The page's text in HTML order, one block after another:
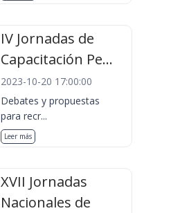
IV Jornadas de
Capacitación Pe...
2023-10-20 17:00:00
Debates y propuestas
para recr...
Leer más
XVII Jornadas
Nacionales de